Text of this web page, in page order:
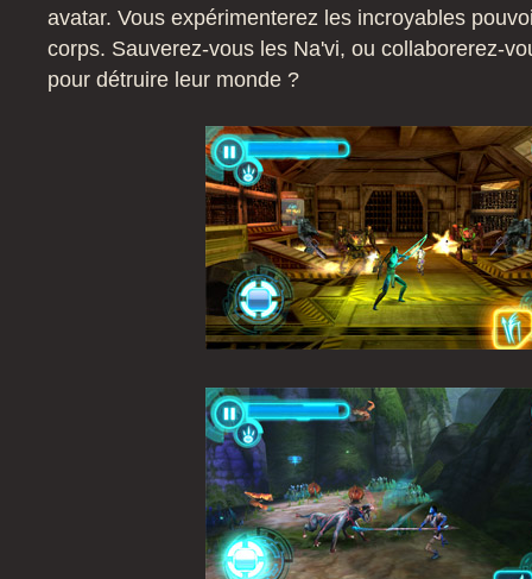
avatar. Vous expérimenterez les incroyables
corps. Sauverez-vous les Na'vi, ou collaborerez-
pour détruire leur monde ?